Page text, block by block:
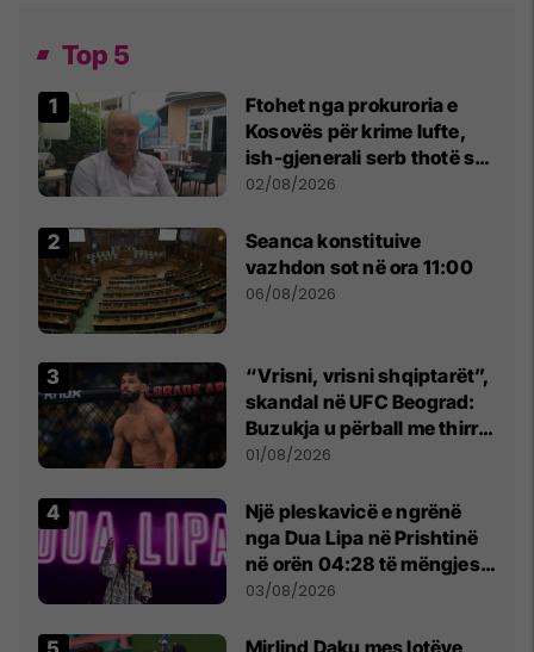
Top 5
Ftohet nga prokuroria e
Kosovës për krime lufte,
ish-gjenerali serb thotë se
dikush e tradhtoi në
02/08/2026
Seanca konstituive
vazhdon sot në ora 11:00
06/08/2026
“Vrisni, vrisni shqiptarët”,
skandal në UFC Beograd:
Buzukja u përball me thirrje
anti-shqiptare nga
01/08/2026
Një pleskavicë e ngrënë
nga Dua Lipa në Prishtinë
në orën 04:28 të mëngjesit
- dhe bota digjitale serbe
03/08/2026
Mirlind Daku mes lotëve